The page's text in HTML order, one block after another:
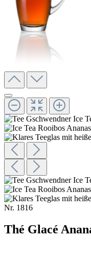
Nr. 1816
Thé Glacé